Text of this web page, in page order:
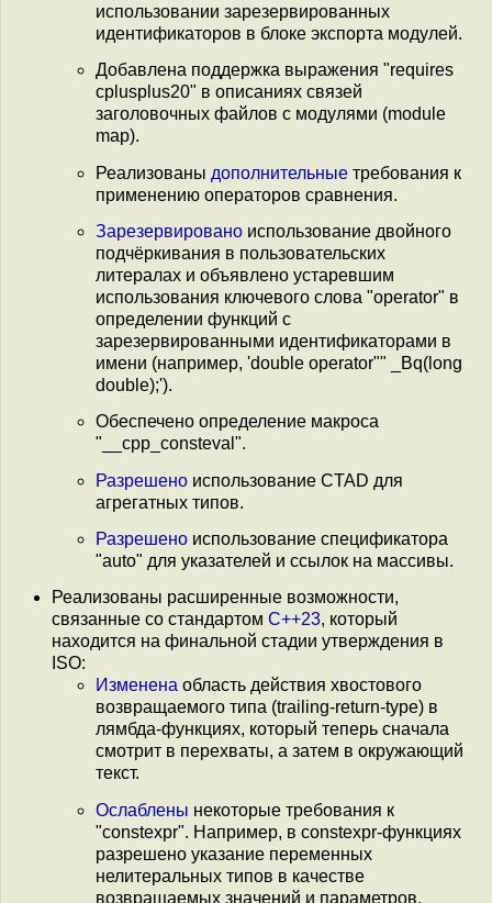
использовании зарезервированных
идентификаторов в блоке экспорта модулей.
Добавлена поддержка выражения "requires
cplusplus20" в описаниях связей
заголовочных файлов с модулями (module
map).
Реализованы дополнительные требования к
применению операторов сравнения.
Зарезервировано использование двойного
подчёркивания в пользовательских
литералах и объявлено устаревшим
использования ключевого слова "operator" в
определении функций с
зарезервированными идентификаторами в
имени (например, 'double operator"" _Bq(long
double);').
Обеспечено определение макроса
"__cpp_consteval".
Разрешено использование CTAD для
агрегатных типов.
Разрешено использование спецификатора
"auto" для указателей и ссылок на массивы.
Реализованы расширенные возможности,
связанные со стандартом C++23, который
находится на финальной стадии утверждения в
ISO:
Изменена область действия хвостового
возвращаемого типа (trailing-return-type) в
лямбда-функциях, который теперь сначала
смотрит в перехваты, а затем в окружающий
текст.
Ослаблены некоторые требования к
"constexpr". Например, в constexpr-функциях
разрешено указание переменных
нелитеральных типов в качестве
возвращаемых значений и параметров.